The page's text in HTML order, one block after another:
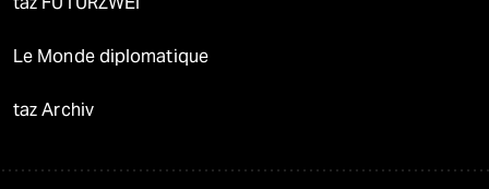
Le Monde diplomatique
taz Archiv